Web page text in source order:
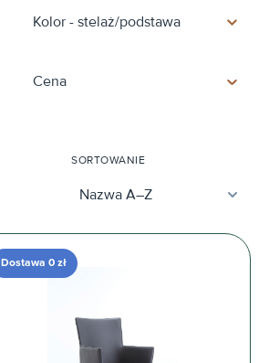
Kolor - stelaż/podstawa
Cena
SORTOWANIE
Dostawa 0 zł